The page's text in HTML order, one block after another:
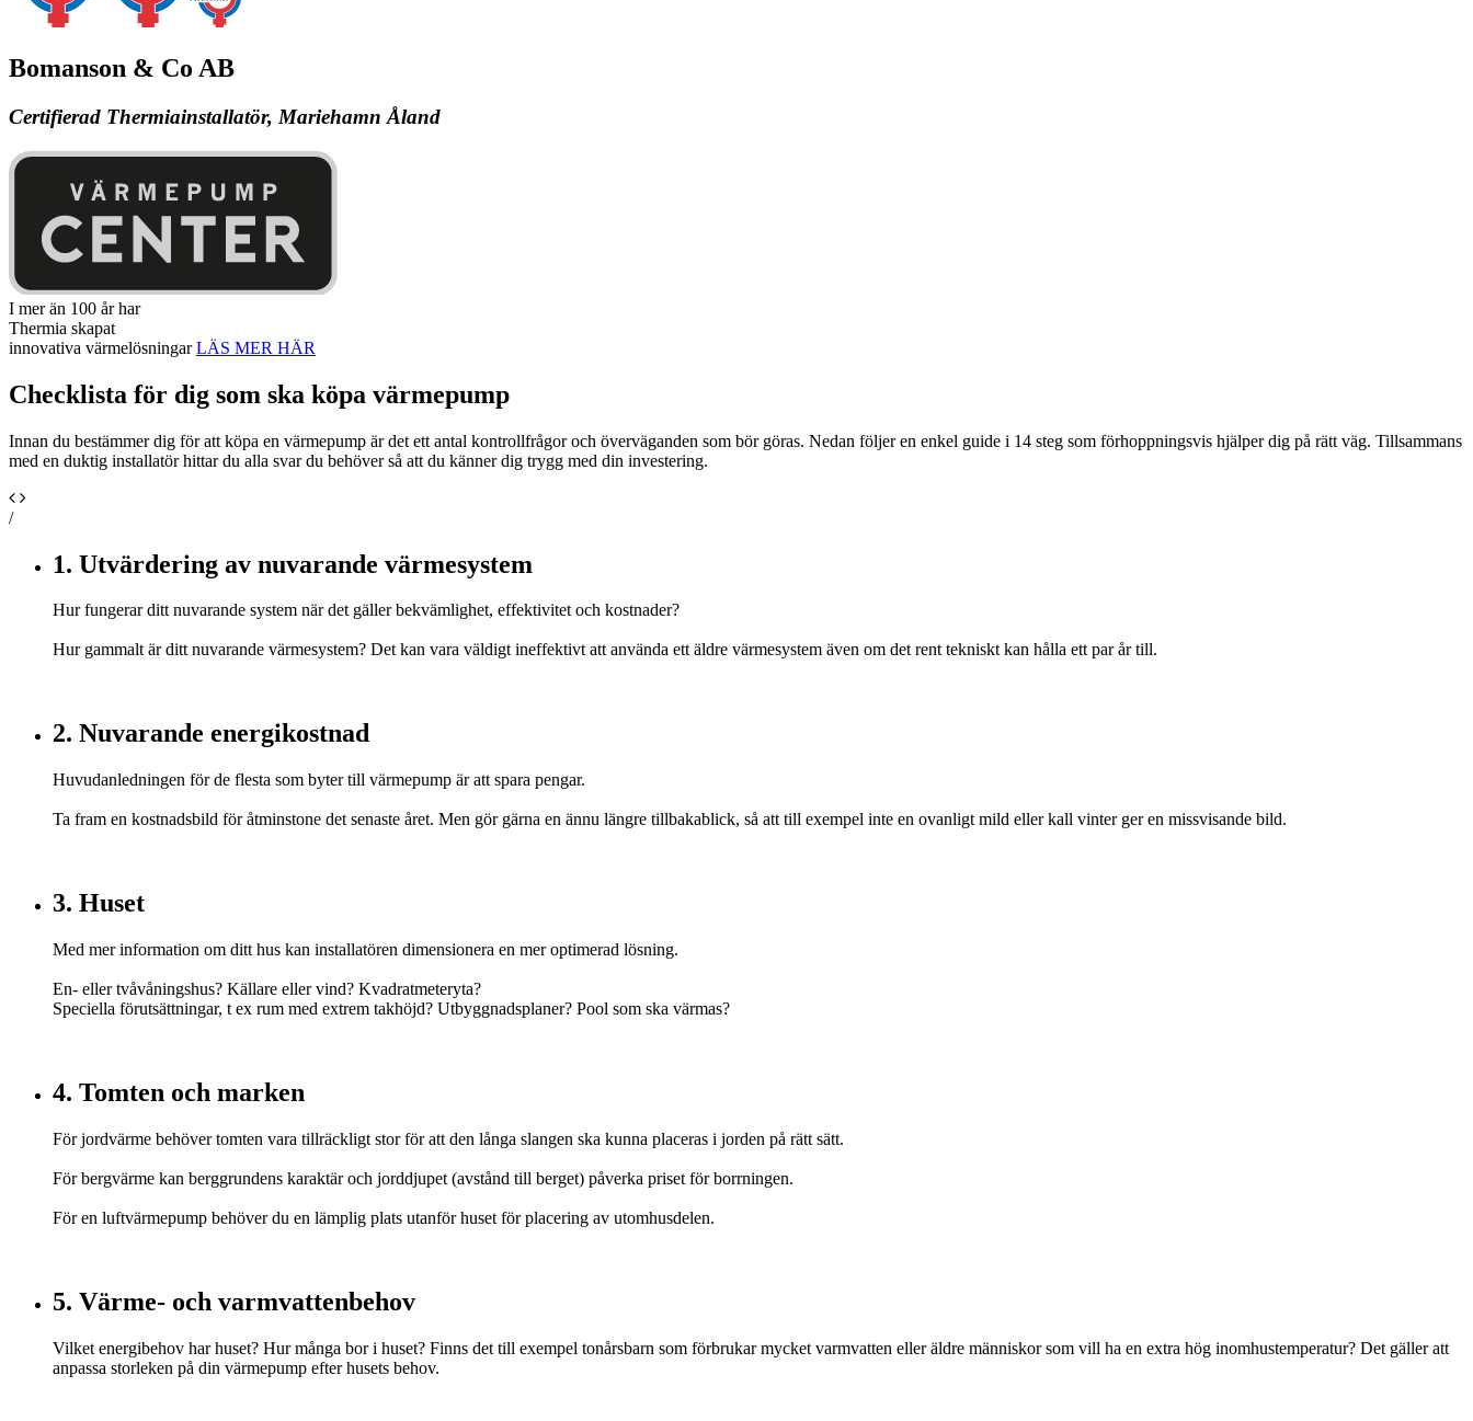
Bomanson & Co AB
Certifierad Thermiainstallatör, Mariehamn Åland
I mer än 100 år har
Thermia skapat
innovativa värmelösningar LÄS MER HÄR
Checklista för dig som ska köpa värmepump
Innan du bestämmer dig för att köpa en värmepump är det ett antal kontrollfrågor och överväganden som bör göras. Nedan följer en enkel guide i 14 steg som förhoppningsvis hjälper dig på rätt väg. Tillsammans
med en duktig installatör hittar du alla svar du behöver så att du känner dig trygg med din investering.
/
1. Utvärdering av nuvarande värmesystem
Hur fungerar ditt nuvarande system när det gäller bekvämlighet, effektivitet och kostnader?
Hur gammalt är ditt nuvarande värmesystem? Det kan vara väldigt ineffektivt att använda ett äldre värmesystem även om det rent tekniskt kan hålla ett par år till.
2. Nuvarande energikostnad
Huvudanledningen för de flesta som byter till värmepump är att spara pengar.
Ta fram en kostnadsbild för åtminstone det senaste året. Men gör gärna en ännu längre tillbakablick, så att till exempel inte en ovanligt mild eller kall vinter ger en missvisande bild.
3. Huset
Med mer information om ditt hus kan installatören dimensionera en mer optimerad lösning.
En- eller tvåvåningshus? Källare eller vind? Kvadratmeteryta?
Speciella förutsättningar, t ex rum med extrem takhöjd? Utbyggnadsplaner? Pool som ska värmas?
4. Tomten och marken
För jordvärme behöver tomten vara tillräckligt stor för att den långa slangen ska kunna placeras i jorden på rätt sätt.
För bergvärme kan berggrundens karaktär och jorddjupet (avstånd till berget) påverka priset för borrningen.
För en luftvärmepump behöver du en lämplig plats utanför huset för placering av utomhusdelen.
5. Värme- och varmvattenbehov
Vilket energibehov har huset? Hur många bor i huset? Finns det till exempel tonårsbarn som förbrukar mycket varmvatten eller äldre människor som vill ha en extra hög inomhustemperatur? Det gäller att
anpassa storleken på din värmepump efter husets behov.